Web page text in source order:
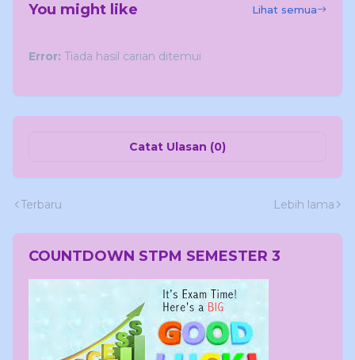
You might like Lihat semua
Error: Tiada hasil carian ditemui
Catat Ulasan (0)
Terbaru Lebih lama
COUNTDOWN STPM SEMESTER 3